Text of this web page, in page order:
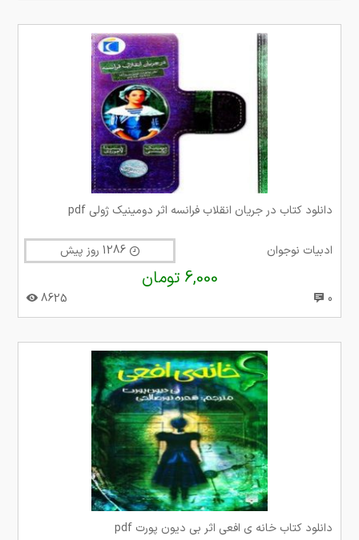
دانلود کتاب در جریان انقلاب فرانسه اثر دومینیک ژولی pdf
ادبیات نوجوان 1286 روز پیش
6,000 تومان
0
8625
دانلود کتاب خانه ی افعی اثر بی دیون پورت pdf